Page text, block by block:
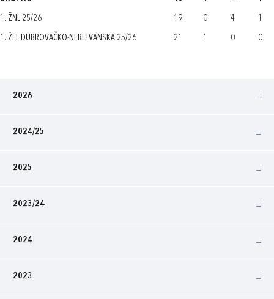
1. ŽNL 25/26 19 0 4 1
1. ŽFL DUBROVAČKO-NERETVANSKA 25/26 21 1 0 0
2026
2024/25
2025
2023/24
2024
2023